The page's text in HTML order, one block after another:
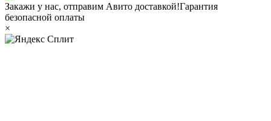
Закажи у нас, отправим Авито доставкой!Гарантия
безопасной оплаты
×